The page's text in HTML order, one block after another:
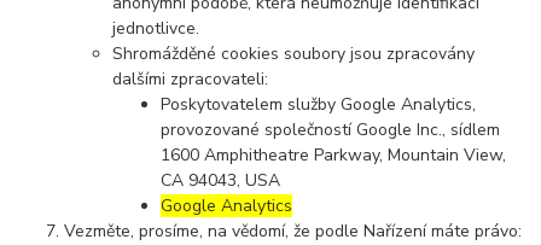
jednotlivce.
Shromážděné cookies soubory jsou zpracovány
dalšími zpracovateli:
Poskytovatelem služby Google Analytics,
provozované společností Google Inc., sídlem
1600 Amphitheatre Parkway, Mountain View,
CA 94043, USA
Google Analytics
Vezměte, prosíme, na vědomí, že podle Nařízení máte právo: